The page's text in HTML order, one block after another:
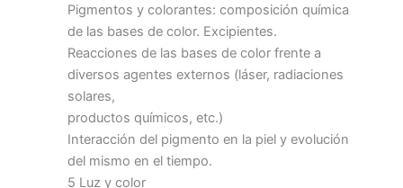
Pigmentos y colorantes: composición química
de las bases de color. Excipientes.
Reacciones de las bases de color frente a
diversos agentes externos (láser, radiaciones
solares,
productos químicos, etc.)
Interacción del pigmento en la piel y evolución
del mismo en el tiempo.
5 Luz y color